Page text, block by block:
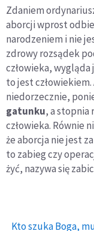
Zdaniem
aborcji wprost
narodzeniem i nie
zdrowy rozsądek
człowieka, wygląda
to jest
niedorzecznie,
gatunku, a stopnia
człowieka. Równie
że aborcja nie jest
to zabieg czy
żyć, nazywa się
Kto szuka Boga,